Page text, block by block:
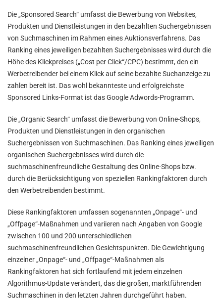
Die „Sponsored Search“ umfasst die Bewerbung von Websites,
Produkten und Dienstleistungen in den bezahlten Suchergebnissen
von Suchmaschinen im Rahmen eines Auktionsverfahrens. Das
Ranking eines jeweiligen bezahlten Suchergebnisses wird durch die
Höhe des Klickpreises („Cost per Click“/CPC) bestimmt, den ein
Werbetreibender bei einem Klick auf seine bezahlte Suchanzeige zu
zahlen bereit ist. Das wohl bekannteste und erfolgreichste
Sponsored Links-Format ist das Google Adwords-Programm.
Die „Organic Search“ umfasst die Bewerbung von Online-Shops,
Produkten und Dienstleistungen in den organischen
Suchergebnissen von Suchmaschinen. Das Ranking eines jeweiligen
organischen Suchergebnisses wird durch die
suchmaschinenfreundliche Gestaltung des Online-Shops bzw.
durch die Berücksichtigung von speziellen Rankingfaktoren durch
den Werbetreibenden bestimmt.
Diese Rankingfaktoren umfassen sogenannten „Onpage“- und
„Offpage“-Maßnahmen und variieren nach Angaben von Google
zwischen 100 und 200 unterschiedlichen
suchmaschinenfreundlichen Gesichtspunkten. Die Gewichtigung
einzelner „Onpage“- und „Offpage“-Maßnahmen als
Rankingfaktoren hat sich fortlaufend mit jedem einzelnen
Algorithmus-Update verändert, das die großen, marktführenden
Suchmaschinen in den letzten Jahren durchgeführt haben.